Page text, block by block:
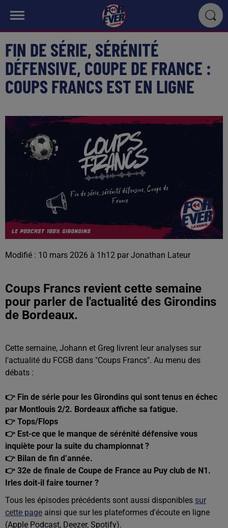
FIN DE SÉRIE, SÉRÉNITÉ
DÉFENSIVE, COUPE DE FRANCE :
COUPS FRANCS EST EN LIGNE
Modifié : 10 mars 2026 à 1h12 par Jonathan Lateur
Coups Francs revient cette semaine
pour parler de l'actualité des Girondins
de Bordeaux.
Cette semaine, Johann et Greg livrent leur analyses sur
l'actualité du FCGB dans "Coups Francs". Au menu des
débats :
👉 Fin de série pour les Girondins qui sont tenus en échec
par Montlouis 2/2. Bordeaux affiche sa fatigue.
👉 Tops/Flops
👉 Est-ce que le manque de sérénité défensive vous
inquiète pour la suite du championnat ?
👉 Bilan de fin d’année.
👉 32e de finale de Coupe de France au Puy club de N1.
Irles doit-il faire tourner ?
Tous les épisodes précédents sont aussi disponibles sur
cette page ainsi que sur les plateformes d'écoute en ligne
(Apple Podcast, Deezer, Spotify).